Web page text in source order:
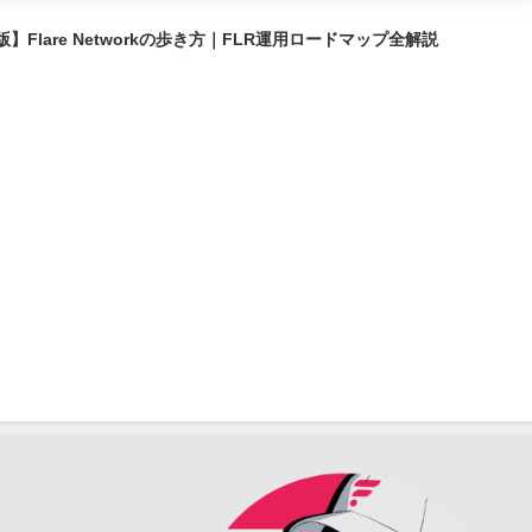
】Flare Networkの歩き方｜FLR運用ロードマップ全解説